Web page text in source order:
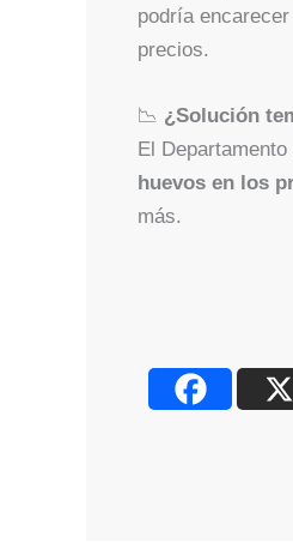
podría
precios.
📉 ¿Solución
El
huevos en los
más.